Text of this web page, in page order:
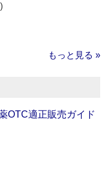
もっと見る »
OTC適正販売ガイド